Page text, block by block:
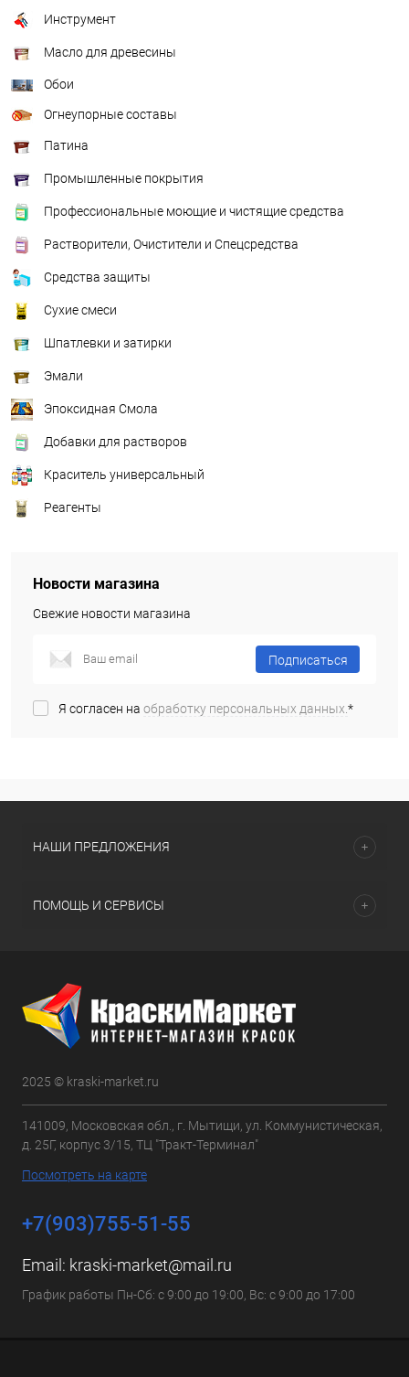
Инструмент
Масло для древесины
Обои
Огнеупорные составы
Патина
Промышленные покрытия
Профессиональные моющие и чистящие средства
Растворители, Очистители и Спецсредства
Средства защиты
Сухие смеси
Шпатлевки и затирки
Эмали
Эпоксидная Смола
Добавки для растворов
Краситель универсальный
Реагенты
Новости магазина
Свежие новости магазина
Подписаться
Я согласен на обработку персональных данных.*
НАШИ ПРЕДЛОЖЕНИЯ
ПОМОЩЬ И СЕРВИСЫ
2025 © kraski-market.ru
141009, Московская обл., г. Мытищи, ул. Коммунистическая,
д. 25Г, корпус 3/15, ТЦ "Тракт-Терминал"
Посмотреть на карте
+7(903)755-51-55
Email: kraski-market@mail.ru
График работы Пн-Сб: с 9:00 до 19:00, Вс: с 9:00 до 17:00